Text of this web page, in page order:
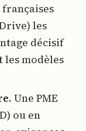
les
décisif
les modèles
Une PME
ou en